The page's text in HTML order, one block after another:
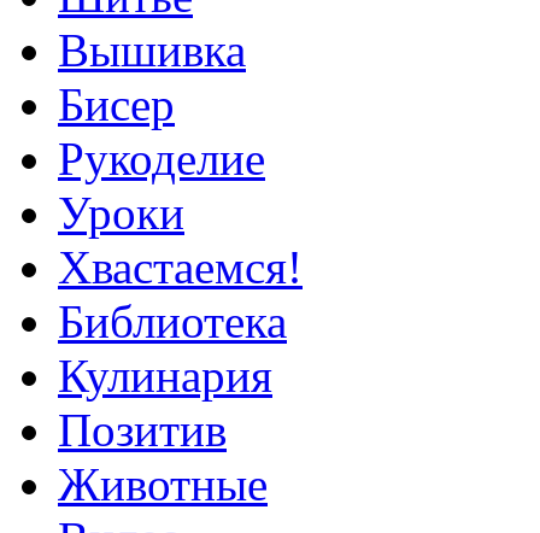
Вышивка
Бисер
Рукоделие
Уроки
Хвастаемся!
Библиотека
Кулинария
Позитив
Животные